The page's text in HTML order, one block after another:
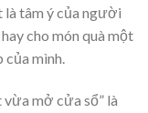
là tâm ý của người
cho món quà một
của mình.
mở cửa sổ” là